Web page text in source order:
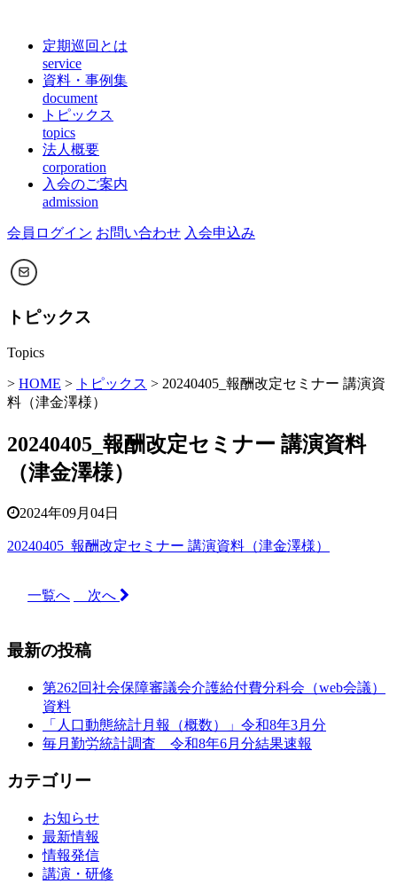
定期巡回とは
service
資料・事例集
document
トピックス
topics
法人概要
corporation
入会のご案内
admission
会員ログイン お問い合わせ 入会申込み
トピックス
Topics
> HOME > トピックス > 20240405_報酬改定セミナー 講演資
料（津金澤様）
20240405_報酬改定セミナー 講演資料
（津金澤様）
2024年09月04日
20240405_報酬改定セミナー 講演資料（津金澤様）
一覧へ 次へ
最新の投稿
第262回社会保障審議会介護給付費分科会（web会議）
資料
「人口動態統計月報（概数）」令和8年3月分
毎月勤労統計調査 令和8年6月分結果速報
カテゴリー
お知らせ
最新情報
情報発信
講演・研修